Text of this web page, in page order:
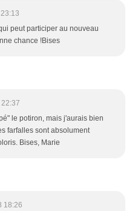
peut participer au nouveau
chance !Bises
le potiron, mais j'aurais bien
farfalles sont absolument
Bises, Marie
18:26